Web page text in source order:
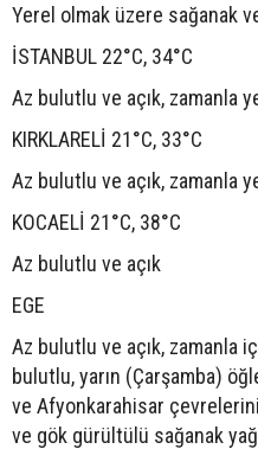
Yerel olmak üzere sağanak
İSTANBUL 22°C, 34°C
Az bulutlu ve açık, zamanla
KIRKLARELİ 21°C, 33°C
Az bulutlu ve açık, zamanla
KOCAELİ 21°C, 38°C
Az bulutlu ve açık
EGE
Az bulutlu ve açık, zamanla
bulutlu, yarın (Çarşamba)
ve Afyonkarahisar
ve gök gürültülü sağanak